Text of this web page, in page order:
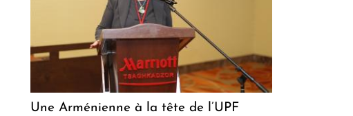
Une Arménienne à la tête de l’UPF